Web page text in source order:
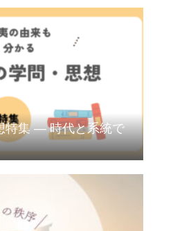
特集 ― 時代と系統で